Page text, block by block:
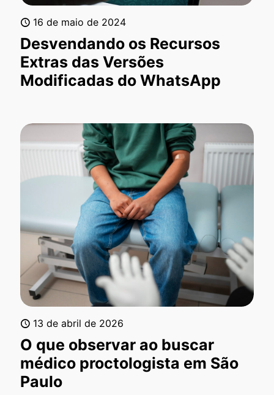
16 de maio de 2024
Desvendando os Recursos
Extras das Versões
Modificadas do WhatsApp
13 de abril de 2026
O que observar ao buscar
médico proctologista em São
Paulo